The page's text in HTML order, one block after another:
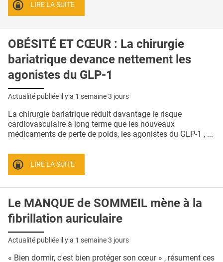
LIRE LA SUITE
OBÉSITÉ ET CŒUR : La chirurgie
bariatrique devance nettement les
agonistes du GLP-1
Actualité publiée il y a 1 semaine 3 jours
La chirurgie bariatrique réduit davantage le risque
cardiovasculaire à long terme que les nouveaux
médicaments de perte de poids, les agonistes du GLP-1 , ...
LIRE LA SUITE
Le MANQUE de SOMMEIL mène à la
fibrillation auriculaire
Actualité publiée il y a 1 semaine 3 jours
« Bien dormir, c'est bien protéger son cœur » , résument ces